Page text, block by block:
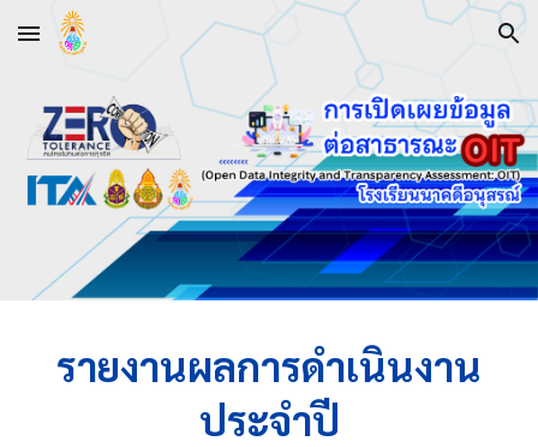
Skip to main content Skip to navigation
รายงานผลการดำเนินงาน
ประจำปี